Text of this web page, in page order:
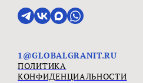
1@GLOBALGRANIT.RU
ПОЛИТИКА
КОНФИДЕНЦИАЛЬНОСТИ